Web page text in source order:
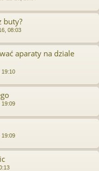
buty?
08:03
aparaty na dziale
19:10
19:09
19:09